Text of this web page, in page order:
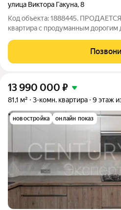
улица Виктора Гакуна,8
Код объекта: 1888445.
квартира с продуманным
Калининграда. Общая площaдь
20,9 кв.м. Просторная, идеaльнoе
13 990 000 ₽
81,1 м² 3-комн. квартира 9 этаж
новостройка онлайн показ